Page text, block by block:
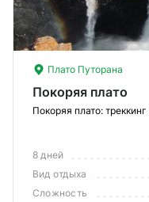
Плато Путорана
Покоряя плато
Покоряя плато:
8 дней
Вид отдыха
Сложность